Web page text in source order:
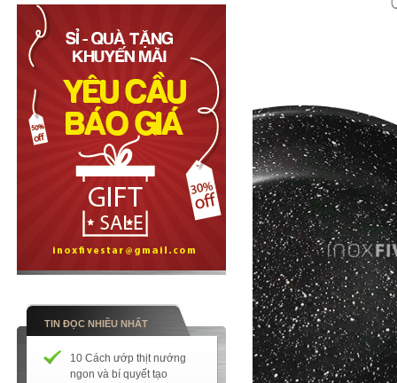
TIN ĐỌC NHIỀU NHẤT
10 Cách ướp thịt nướng
ngon và bí quyết tạo